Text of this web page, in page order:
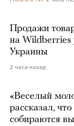
Продажи
на Wildberries
Украины
2 часа назад
«Веселый
рассказал,
собираются